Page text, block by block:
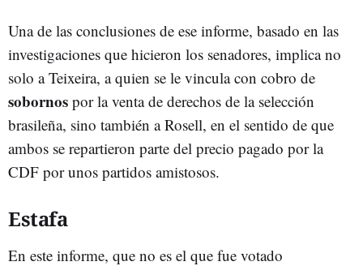
Una de las conclusiones de ese informe, basado en las
investigaciones que hicieron los senadores, implica no
solo a Teixeira, a quien se le vincula con cobro de
sobornos por la venta de derechos de la selección
brasileña, sino también a Rosell, en el sentido de que
ambos se repartieron parte del precio pagado por la
CDF por unos partidos amistosos.
Estafa
En este informe, que no es el que fue votado